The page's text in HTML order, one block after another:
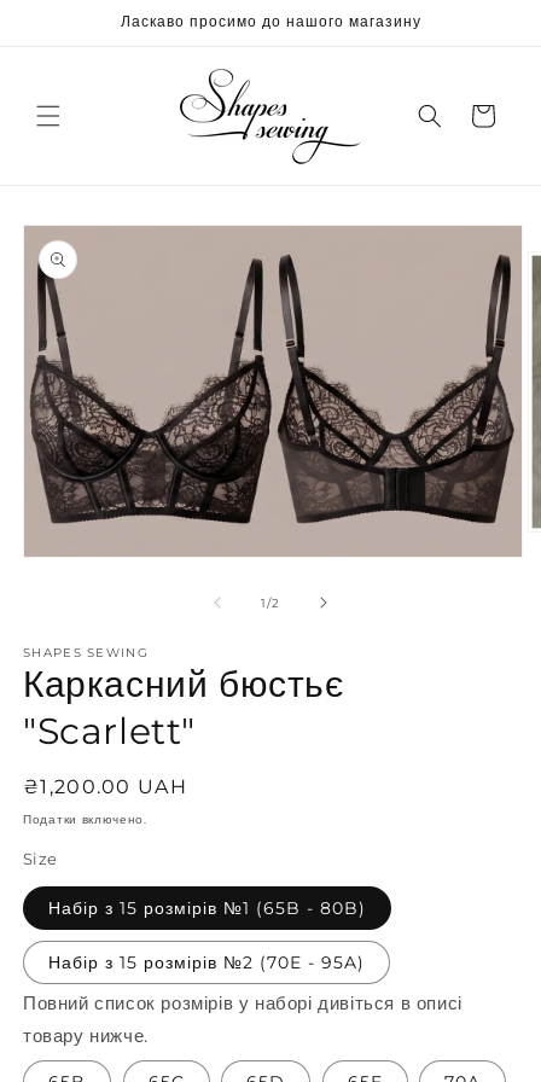
Ласкаво просимо до нашого магазину
кошик
до
інформації
про
продукт
режимі
1/з2
SHAPES SEWING
Каркасний бюстьє
"Scarlett"
Звичайна
ціна
₴1,200.00 UAH
Податки включено.
Size
Набір з 15 розмірів №1 (65B - 80B)
Набір з 15 розмірів №2 (70E - 95A)
Повний список розмірів у наборі дивіться в описі
товару нижче.